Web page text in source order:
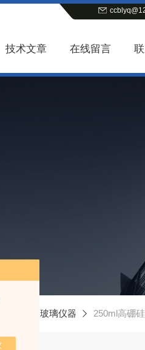
技术文章 在线留言
玻璃仪器 250ml高硼